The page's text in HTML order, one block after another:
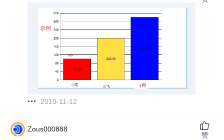
2010-11-12
Zous000888
赞